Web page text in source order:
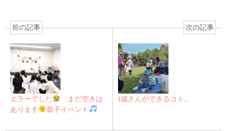
前の記事
エラーでした
まだ空きは
あります
親子イベント
次の記事
1歳さんができるコト。